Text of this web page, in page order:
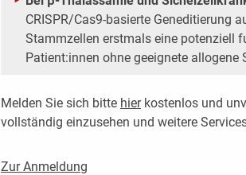
CRISPR/Cas9-basierte Geneditierung
Stammzellen erstmals eine potenziell
Patient:innen ohne geeignete allogene
Melden Sie sich bitte hierkostenlos und
vollständig einzusehen und weitere
Zur Anmeldung